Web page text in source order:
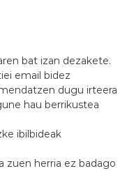
bat izan dezakete.
email bidez
dugu irteera
hau berrikustea
ibilbideak
zuen herria ez badago